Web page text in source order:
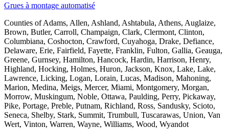
Grues à montage automatisé
Counties of Adams, Allen, Ashland, Ashtabula, Athens, Auglaize,
Brown, Butler, Carroll, Champaign, Clark, Clermont, Clinton,
Columbiana, Coshocton, Crawford, Cuyahoga, Drake, Defiance,
Delaware, Erie, Fairfield, Fayette, Franklin, Fulton, Gallia, Geauga,
Greene, Gurnsey, Hamilton, Hancock, Hardin, Harrison, Henry,
Highland, Hocking, Holmes, Huron, Jackson, Knox, Lake, Lake,
Lawrence, Licking, Logan, Lorain, Lucas, Madison, Mahoning,
Marion, Medina, Meigs, Mercer, Miami, Montgomery, Morgan,
Morrow, Muskingum, Noble, Ottawa, Paulding, Perry, Pickaway,
Pike, Portage, Preble, Putnam, Richland, Ross, Sandusky, Scioto,
Seneca, Shelby, Stark, Summit, Trumbull, Tuscarawas, Union, Van
Wert, Vinton, Warren, Wayne, Williams, Wood, Wyandot